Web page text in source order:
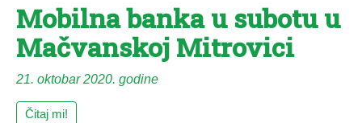
Mobilna banka u subotu u
Mačvanskoj Mitrovici
21. oktobar 2020. godine
Čitaj mi!